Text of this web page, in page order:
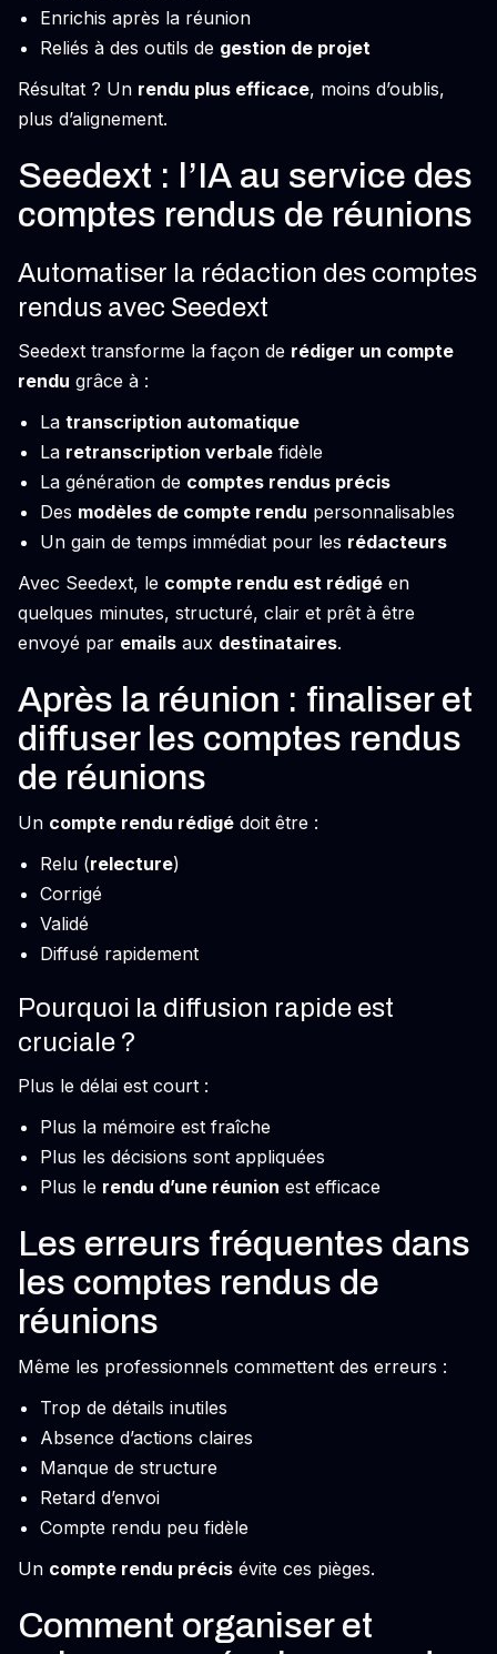
Enrichis après la réunion
Reliés à des outils de gestion de projet
Résultat ? Un rendu plus efficace, moins d’oublis,
plus d’alignement.
Seedext : l’IA au service des
comptes rendus de réunions
Automatiser la rédaction des comptes
rendus avec Seedext
Seedext transforme la façon de rédiger un compte
rendu grâce à :
La transcription automatique
La retranscription verbale fidèle
La génération de comptes rendus précis
Des modèles de compte rendu personnalisables
Un gain de temps immédiat pour les rédacteurs
Avec Seedext, le compte rendu est rédigé en
quelques minutes, structuré, clair et prêt à être
envoyé par emails aux destinataires.
Après la réunion : finaliser et
diffuser les comptes rendus
de réunions
Un compte rendu rédigé doit être :
Relu (relecture)
Corrigé
Validé
Diffusé rapidement
Pourquoi la diffusion rapide est
cruciale ?
Plus le délai est court :
Plus la mémoire est fraîche
Plus les décisions sont appliquées
Plus le rendu d’une réunion est efficace
Les erreurs fréquentes dans
les comptes rendus de
réunions
Même les professionnels commettent des erreurs :
Trop de détails inutiles
Absence d’actions claires
Manque de structure
Retard d’envoi
Compte rendu peu fidèle
Un compte rendu précis évite ces pièges.
Comment organiser et